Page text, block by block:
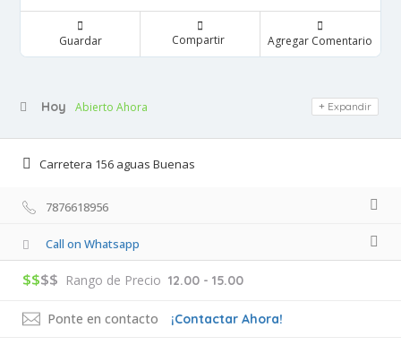
Guardar Compartir Agregar Comentario
Hoy Abierto Ahora Expandir
Carretera 156 aguas Buenas
7876618956
Call on Whatsapp
$$$$ Rango de Precio 12.00 - 15.00
Ponte en contacto ¡Contactar Ahora!